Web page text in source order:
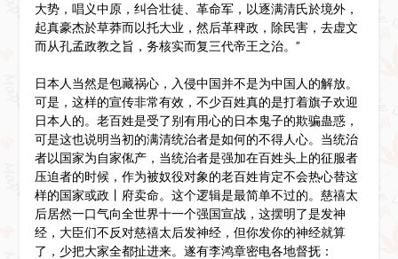
大势，唱义中原，纠合壮徒、革命军，以逐满清氏於境外，
起真豪杰於草莽而以托大业，然后革稗政，除民害，去虚文
而从孔孟政教之旨，务核实而复三代帝王之治。”
日本人当然是包藏祸心，入侵中国并不是为中国人的解放。
可是，这样的宣传非常有效，不少百姓真的是打着旗子欢迎
日本人的。老百姓是受了别有用心的日本鬼子的欺骗蛊惑，
可是这也说明当初的满清统治者是如何的不得人心。当统治
者以国家为自家俬产，当统治者是强加在百姓头上的征服者
压迫者的时候，作为被奴役对象的老百姓肯定不会热心替这
样的国家或政丨府卖命。这个逻辑是最简单不过的。慈禧太
后居然一口气向全世界十一个强国宣战，这摆明了是发神
经，大臣们不反对慈禧太后发神经，但你发你的神经就算
了，少把大家全都扯进来。遂有李鸿章密电各地督抚：